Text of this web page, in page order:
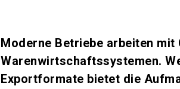
Moderne Betriebe arbeiten mit
Warenwirtschaftssystemen.
Exportformate bietet die